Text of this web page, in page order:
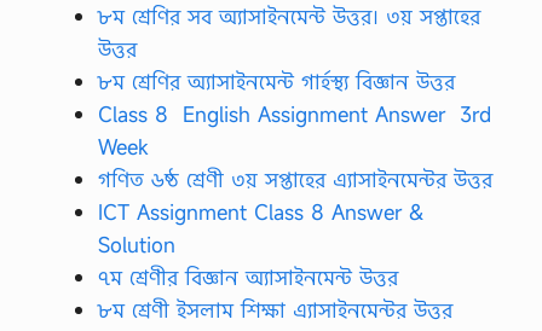
৮ম শ্রেণির সব অ্যাসাইনমেন্ট উত্তর। ৩য় সপ্তাহের
উত্তর
৮ম শ্রেণির অ্যাসাইনমেন্ট গার্হস্থ্য বিজ্ঞান উত্তর
Class 8 English Assignment Answer 3rd
Week
গণিত ৬ষ্ঠ শ্রেণী ৩য় সপ্তাহের এ্যাসাইনমেন্টর উত্তর
ICT Assignment Class 8 Answer &
Solution
৭ম শ্রেণীর বিজ্ঞান অ্যাসাইনমেন্ট উত্তর
৮ম শ্রেণী ইসলাম শিক্ষা এ্যাসাইনমেন্টর উত্তর